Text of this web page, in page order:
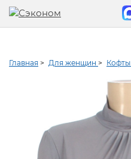
Главная > Для женщин > Кофты